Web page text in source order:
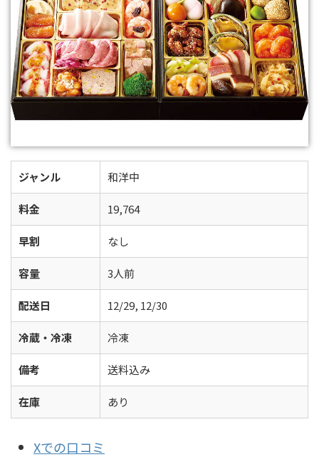
ジャンル 和洋中
料金 19,764
早割 なし
容量 3人前
配送日 12/29, 12/30
冷蔵・冷凍 冷凍
備考 送料込み
在庫 あり
Xでの口コミ